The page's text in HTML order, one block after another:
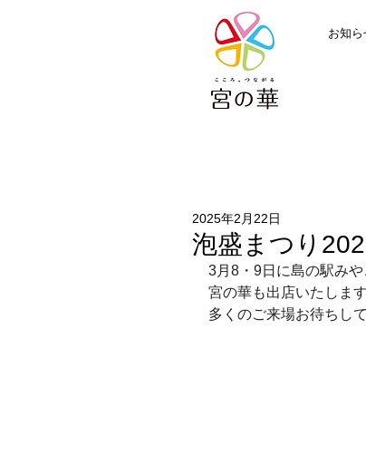
お知ら
泡盛まつり
2025年2月22日
3月8・9日に島の駅み
宮の華も出店いたします
多くのご来場お待ちし